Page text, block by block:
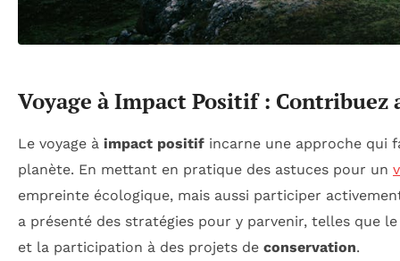
Voyage à Impact Positif :
Le voyage à impact positif incarne une approche qui
planète. En mettant en pratique des astuces pour un
empreinte écologique, mais aussi participer
a présenté des stratégies pour y parvenir, telles que
et la participation à des projets de conservation.